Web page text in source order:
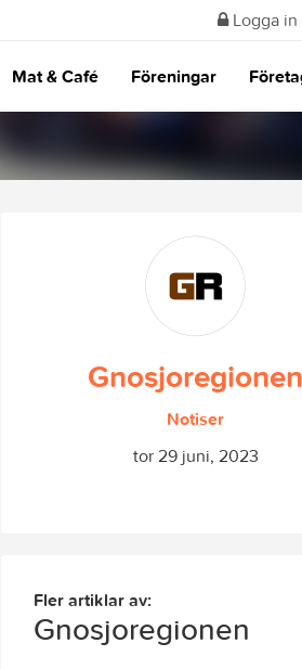
Logga in
Mat & Café Föreningar
Gnosjoregionen
Notiser
tor 29 juni, 2023
Fler artiklar av:
Gnosjoregionen